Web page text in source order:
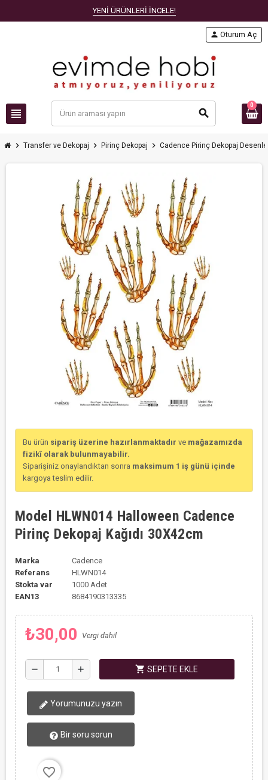
YENİ ÜRÜNLERİ İNCELE!
view_headline search
person Oturum Aç
0
chevron_right Transfer ve Dekopaj chevron_right Pirinç Dekopaj chevron_right Cadence Pirinç Dekopaj
Bu ürün sipariş üzerine hazırlanmaktadır ve mağazamızda
fizikî olarak bulunmayabilir.
Siparişiniz onaylandıktan sonra maksimum 1 iş günü içinde
kargoya teslim edilir.
Model HLWN014 Halloween Cadence
Pirinç Dekopaj Kağıdı 30X42cm
Marka
Cadence
Referans
HLWN014
Stokta var
1000 Adet
EAN13
8684190313335
₺30,00 Vergi dahil
remove add shopping_cart SEPETE EKLE
Yorumunuzu yazın
Bir soru sorun
favorite_border